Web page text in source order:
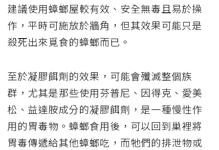
建議使用蟑螂屋較有效、安全無毒且易於操
作，平時可施放於牆角，但其效果可能只是
殺死出來覓食的蟑螂而已。
至於凝膠餌劑的效果，可能會殲滅整個族
群，尤其是那些使用芬普尼、因得克、愛美
松、益達胺成分的凝膠餌劑，是一種慢性作
用的胃毒物。蟑螂食用後，可以回到巢裡將
胃毒傳遞給其他蟑螂吃，而牠們的排泄物或